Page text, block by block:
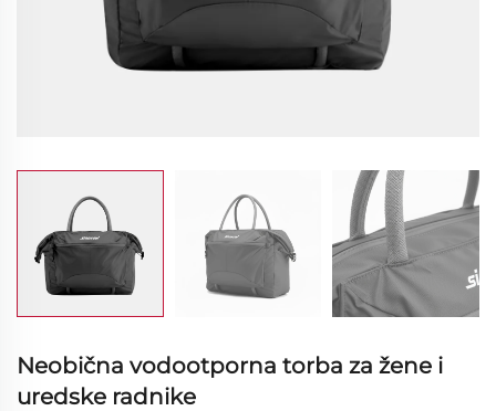
Neobična vodootporna torba za žene i
uredske radnike